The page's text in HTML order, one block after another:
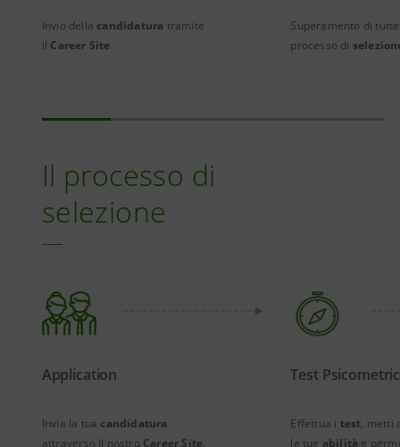
Invio della candidatura tramite
il Career Site.
Superamento di
processo di
Il processo di
selezione
Application
Invia la tua candidatura
attraverso il nostro Career Site.
Test
Effettua i test, metti
le tue abilità e